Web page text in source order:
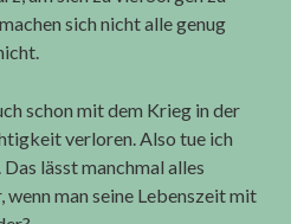
sich nicht alle genug
schon mit dem Krieg in der
verloren. Also tue ich
lässt manchmal alles
wenn man seine Lebenszeit mit